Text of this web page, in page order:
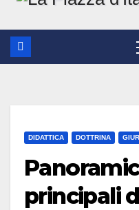
DIDATTICA DOTTRINA
principali